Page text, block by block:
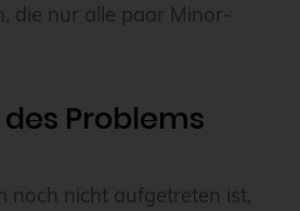
die nur alle paar Minor-
Problems
noch nicht aufgetreten ist,